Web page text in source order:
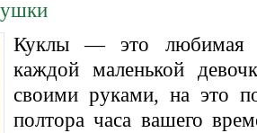
Куклы — это любимая
каждой маленькой
своими руками, на это
полтора часа вашего